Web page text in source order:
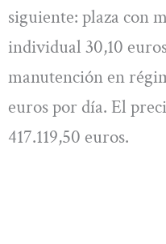
siguiente: plaza con
individual 30,10
manutención en
euros por día. El
417.119,50 euros.